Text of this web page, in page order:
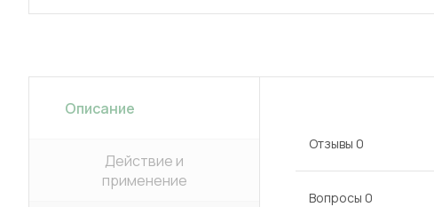
Описание
Действие и
применение
Отзывы 0
Вопросы 0